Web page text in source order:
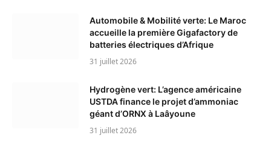
Automobile & Mobilité verte: Le Maroc
accueille la première Gigafactory de
batteries électriques d’Afrique
31 juillet 2026
Hydrogène vert: L’agence américaine
USTDA finance le projet d’ammoniac
géant d’ORNX à Laâyoune
31 juillet 2026